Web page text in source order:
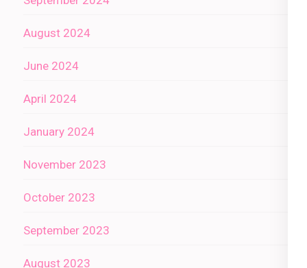
August 2024
June 2024
April 2024
January 2024
November 2023
October 2023
September 2023
August 2023